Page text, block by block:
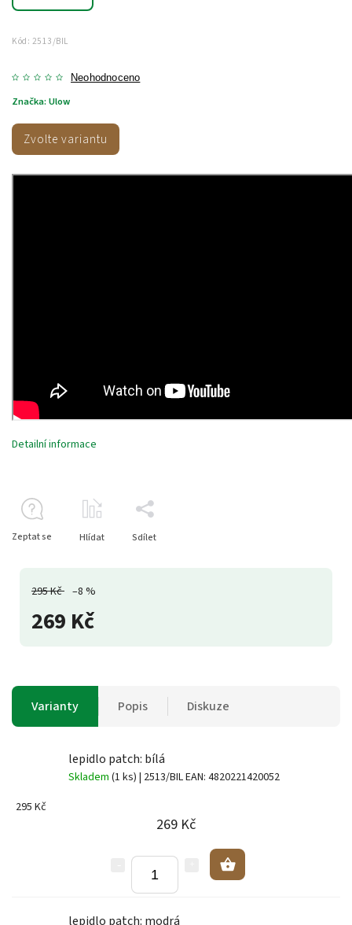
Kód: 2513/BIL
Neohodnoceno
Značka: Ulow
295 Kč –8 %
269 Kč
Zvolte variantu
Detailní informace
Zeptat se Hlídat Sdílet
Varianty Popis Diskuze
lepidlo patch: bílá
Skladem (1 ks) | 2513/BILEAN: 4820221420052
295 Kč
269 Kč
lepidlo patch: modrá